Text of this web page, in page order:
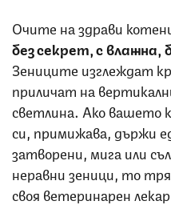
Очите на здрави
без секрет, с
Зениците изглеждат
приличат на
светлина. Ако вашето
си, примижава, държи
затворени, мига или
неравни зеници, то
своя ветеринарен